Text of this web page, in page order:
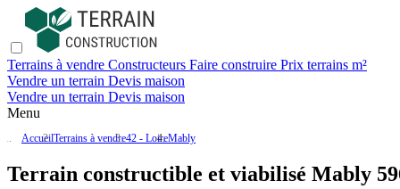
Terrains à vendre Constructeurs Faire construire Prix terrains m²
Vendre un terrain Devis maison
Vendre un terrain Devis maison
Menu
AccueilTerrains à vendre42 - LoireMably
Terrain constructible et viabilisé Mably